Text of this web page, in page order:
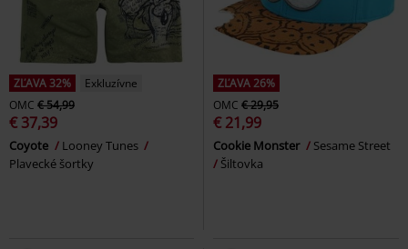
ZĽAVA 32%
Exkluzívne
OMC € 54,99
€ 37,39
Coyote
Looney Tunes
Plavecké šortky
ZĽAVA 26%
OMC € 29,95
€ 21,99
Cookie Monster
Sesame Street
Šiltovka